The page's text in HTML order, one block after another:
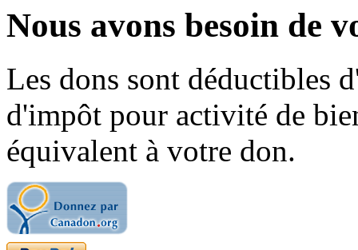
Nous avons besoin de
Les dons sont déductibles
d'impôt pour activité de
équivalent à votre don.